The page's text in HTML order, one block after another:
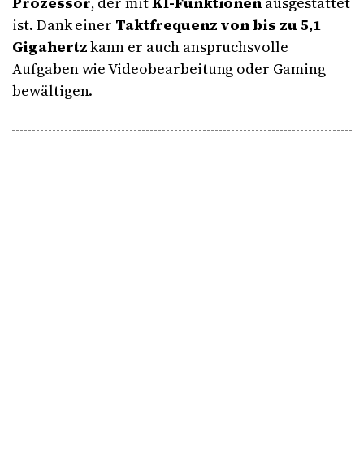
ist. Dank einer Taktfrequenz von bis zu 5,1
Gigahertzkann er auch anspruchsvolle
Aufgaben wie Videobearbeitung oder Gaming
bewältigen.